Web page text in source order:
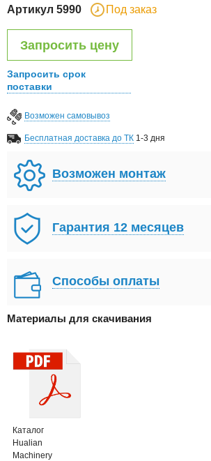
Артикул 5990 Под заказ
Запросить цену
Запросить срок
поставки
Возможен самовывоз
Бесплатная доставка до ТК 1-3 дня
Возможен монтаж
Гарантия 12 месяцев
Способы оплаты
Материалы для скачивания
Каталог
Hualian
Machinery